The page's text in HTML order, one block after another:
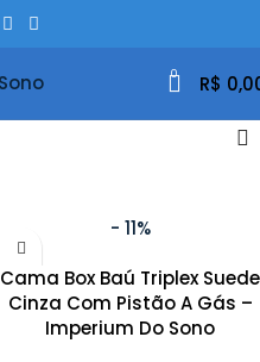
0 R$
- 11%
Cama Box Baú Triplex Suede
Cinza Com Pistão A Gás –
Imperium Do Sono